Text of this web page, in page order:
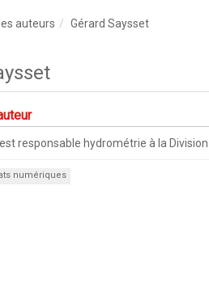
auteurs Gérard Saysset
responsable hydrométrie à la
numériques